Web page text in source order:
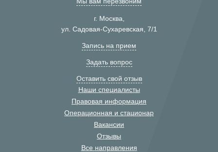
г. Москва,
ул. Садовая-Сухаревская, 7/1
Запись на прием
Задать вопрос
Оставить свой отзыв
Наши специалисты
Правовая информация
Операционная и стационар
Вакансии
Отзывы
Все направления